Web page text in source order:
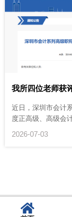
我所四位老师获
近日，深圳市会计
度正高级、高级会
2026-07-03